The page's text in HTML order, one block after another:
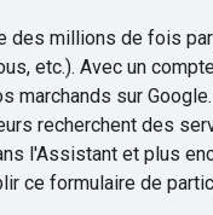
des millions de fois
etc.). Avec un
marchands sur
recherchent des
l'Assistant et plus
ce formulaire de